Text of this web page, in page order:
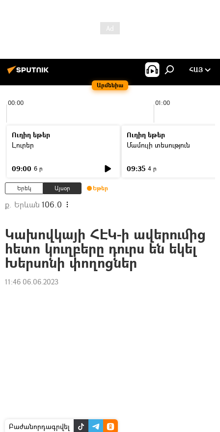
Արմենիա
ՀԱՅ
00:00 01:00
Ուղիղ եթեր
Լուրեր
09:00 6 ր
Ուղիղ եթեր
Մամուլի տեսություն
09:35 4 ր
Երեկ Այսօր Եթեր
ք. Երևան 106.0
Կախովկայի ՀԷԿ-ի ավերումից
հետո կուղբերը դուրս են եկել
Խերսոնի փողոցներ
11:46 06.06.2023
Բաժանորդագրվել